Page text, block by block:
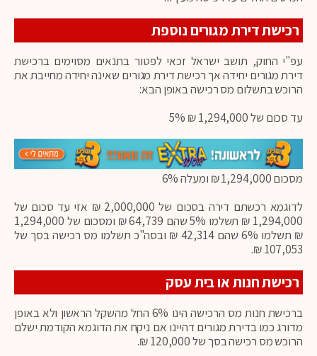
רכישת דירת מגורים נוספת
עפ"י החוק, תושב ישראל זכאי לפטור בתנאים מסוימים ברכישת
דירת מגורים יחידה אך רכישת דירת מגורים שאינה יחידה מחייבת את
הרוכש בתשלום מס רכישה באופן הבא:
עד סכום של 1,294,000 ₪ 5%
מסכום 1,294,000 ₪ ומעלה 6%
לדוגמא רכשתם דירה בסכום של 2,000,000 ₪ אזי עד סכום של
1,294,000 ₪ תשלמו 5% שהם 64,739 ₪ ומסכום של 1,294,000
₪ תשלמו 6% שהם 42,314 ₪ ובסה"כ תשלמו מס רכישה בסך של
107,053 ₪.
רכישת חנות או בית עסק
ברכישת חנות מס הרכישה הינו 6% החל מהשקל הראשון ולא באופן
מדורג כמו בדירת מגורים דהיינו אם ניקח את הדוגמא הקודמת ישלם
הרוכש מס רכישה בסך של 120,000 ₪.